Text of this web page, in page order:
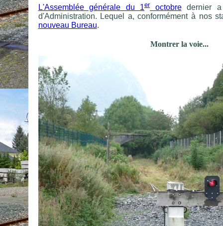
L'Assemblée générale du 1er octobredernier a
d'Administration. Lequel a, conformément à nos
nouveau Bureau.
Montrer la voie...